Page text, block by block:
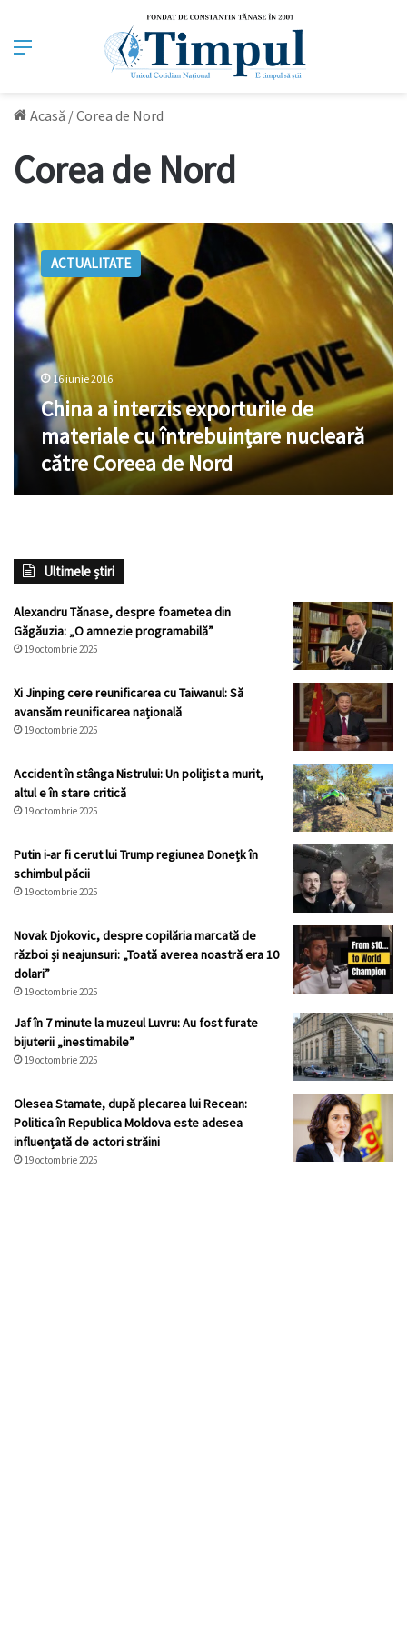
Meniu
Acasă /Corea de Nord
Corea de Nord
China
interzis
exporturile
de
materiale
cu
întrebuinţare
nucleară
către
Coreea
Nord
ACTUALITATE
16 iunie 2016
China a interzis exporturile de
materiale cu întrebuinţare nucleară
către Coreea de Nord
Ultimele știri
Alexandru Tănase, despre foametea din
Găgăuzia: „O amnezie programabilă”
19 octombrie 2025
Xi Jinping cere reunificarea cu Taiwanul: Să
avansăm reunificarea națională
19 octombrie 2025
Accident în stânga Nistrului: Un polițist a murit,
altul e în stare critică
19 octombrie 2025
Putin i-ar fi cerut lui Trump regiunea Donețk în
schimbul păcii
19 octombrie 2025
Novak Djokovic, despre copilăria marcată de
război și neajunsuri: „Toată averea noastră era 10
dolari”
19 octombrie 2025
Jaf în 7 minute la muzeul Luvru: Au fost furate
bijuterii „inestimabile”
19 octombrie 2025
Olesea Stamate, după plecarea lui Recean:
Politica în Republica Moldova este adesea
influențată de actori străini
19 octombrie 2025